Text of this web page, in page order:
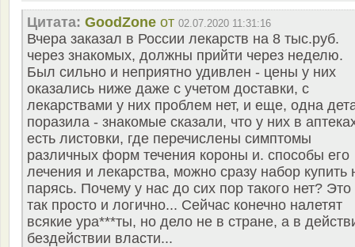
Цитата: GoodZone от 02.07.2020 11:31:16
Вчера заказал в России лекарств на 8 тыс.руб.
через знакомых, должны прийти через неделю.
Был сильно и неприятно удивлен - цены у них
оказались ниже даже с учетом доставки, с
лекарствами у них проблем нет, и еще, одна
поразила - знакомые сказали, что у них в
есть листовки, где перечислены симптомы
различных форм течения короны и. способы его
лечения и лекарства, можно сразу набор купить
парясь. Почему у нас до сих пор такого нет?
так просто и логично... Сейчас конечно налетят
всякие ура***ты, но дело не в стране, а в
бездействии власти...